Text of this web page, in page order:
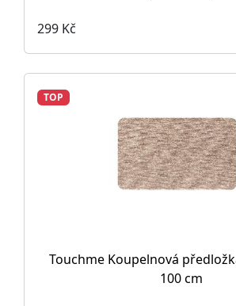
299 Kč
TOP
Touchme Koupelnová
100 cm